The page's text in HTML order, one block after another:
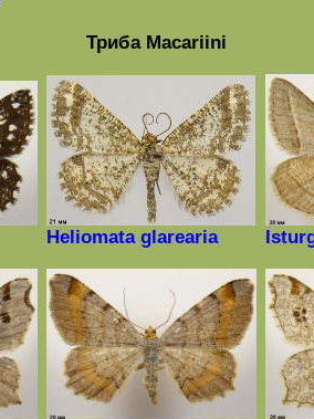
ТрибаMacariini
Heliomata glarearia